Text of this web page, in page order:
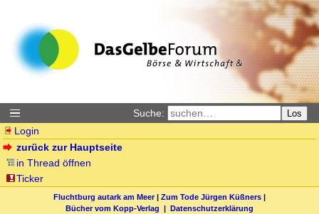
Suche: Los
Login
zurück zur Hauptseite
in Thread öffnen
Ticker
Fluchtburg autark am Meer| Zum Tode Jürgen Küßners |
Bücher vom Kopp-Verlag | Datenschutzerklärung